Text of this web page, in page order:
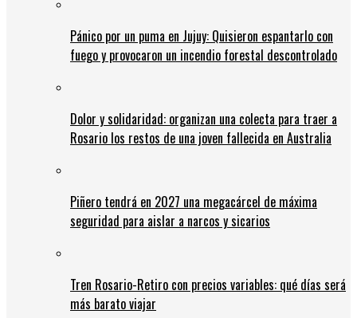
Pánico por un puma en Jujuy: Quisieron espantarlo con
fuego y provocaron un incendio forestal descontrolado
Dolor y solidaridad: organizan una colecta para traer a
Rosario los restos de una joven fallecida en Australia
Piñero tendrá en 2027 una megacárcel de máxima
seguridad para aislar a narcos y sicarios
Tren Rosario-Retiro con precios variables: qué días será
más barato viajar